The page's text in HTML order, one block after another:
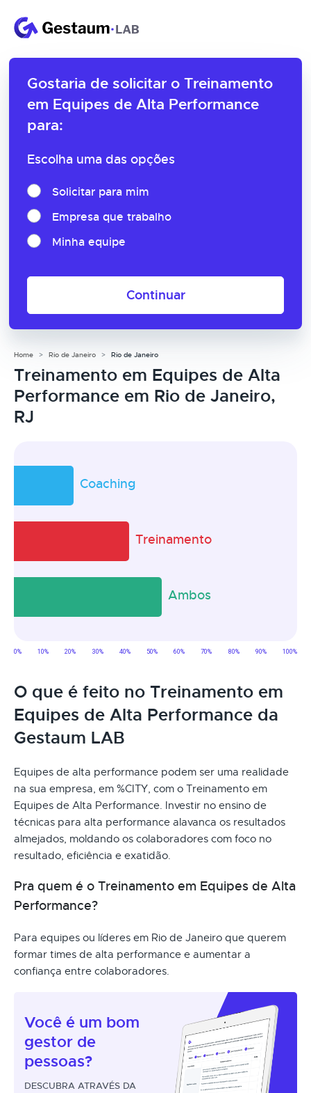
Gostaria de solicitar o Treinamento
em Equipes de Alta Performance
para:
Escolha uma das opções
Solicitar para mim
Empresa que trabalho
Minha equipe
Continuar
Home Rio de Janeiro Rio de Janeiro
Treinamento em Equipes de Alta
Performance em Rio de Janeiro,
RJ
O que é feito no Treinamento em
Equipes de Alta Performance da
Gestaum LAB
Equipes de alta performance podem ser uma realidade
na sua empresa, em %CITY, com o Treinamento em
Equipes de Alta Performance. Investir no ensino de
técnicas para alta performance alavanca os resultados
almejados, moldando os colaboradores com foco no
resultado, eficiência e exatidão.
Pra quem é o Treinamento em Equipes de Alta
Performance?
Para equipes ou líderes em Rio de Janeiro que querem
formar times de alta performance e aumentar a
confiança entre colaboradores.
Você é um bom
gestor de
pessoas?
DESCUBRA ATRAVÉS DA